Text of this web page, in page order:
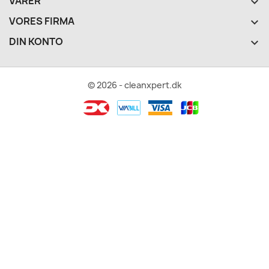
VORES FIRMA 
DIN KONTO 
© 2026 - cleanxpert.dk